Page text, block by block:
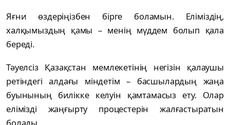
Яғни өздеріңізбен бірге боламын. Еліміздің,
халқымыздың қамы – менің мүддем болып қала
береді.
Тәуелсіз Қазақстан мемлекетінің негізін қалаушы
ретіндегі алдағы міндетім – басшылардың жаңа
буынының билікке келуін қамтамасыз ету. Олар
елімізді жаңғырту процестерін жалғастыратын